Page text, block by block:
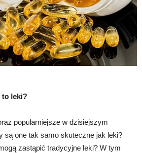
to leki?
popularniejsze w dzisiejszym
są one tak samo skuteczne jak leki?
zastąpić tradycyjne leki? W tym